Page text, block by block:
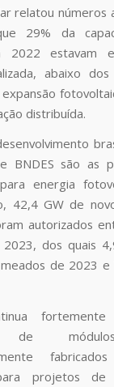
relatou números
29% da
2022 estavam
abaixo
distribuída.
BNDES são as
energia
42,4 GW de
autorizados
dos quais
de 2023 e
fortemente
de
projetos